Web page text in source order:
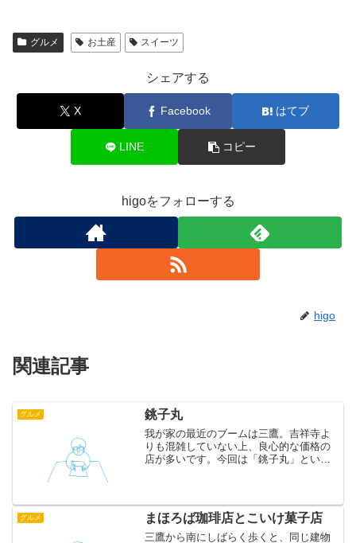
グルメ お土産 スイーツ
シェアする
X Facebook はてブ
LINE コピー
higoをフォローする
higo
関連記事
グルメ 銚子丸
我が家の最近のブームは三鷹。吉祥寺よ
りも混雑していない上、良心的な価格の
店が多いです。今回は「銚子丸」という
でそれだけでかなり満足...
グルメ まほろば珈琲店とこいけ菓子店
三鷹から南にしばらく歩くと、同じ建物